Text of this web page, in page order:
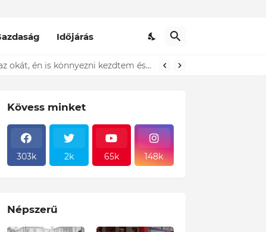
Időjárás
ki...ÍME
Kövess minket
303k 2k 65k 148k
Népszerű